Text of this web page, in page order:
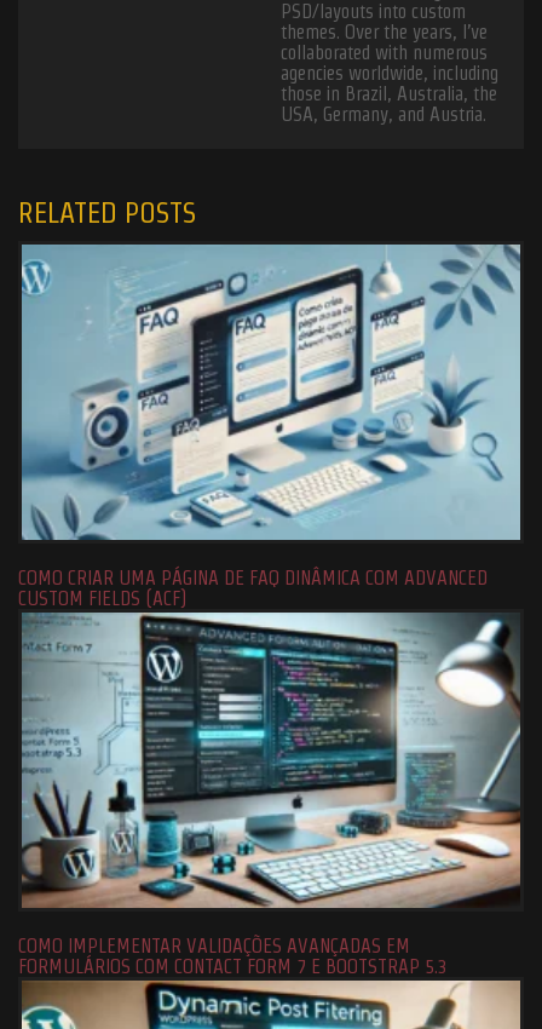
PSD/layouts into custom
themes. Over the years, I’ve
collaborated with numerous
agencies worldwide, including
those in Brazil, Australia, the
USA, Germany, and Austria.
RELATED POSTS
COMO CRIAR UMA PÁGINA DE FAQ DINÂMICA COM ADVANCED
CUSTOM FIELDS (ACF)
COMO IMPLEMENTAR VALIDAÇÕES AVANÇADAS EM
FORMULÁRIOS COM CONTACT FORM 7 E BOOTSTRAP 5.3